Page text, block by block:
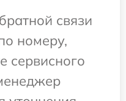
связи
номеру,
сервисного